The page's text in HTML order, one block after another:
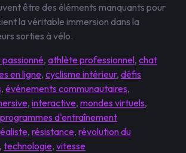
être des éléments manquants pour
la véritable immersion dans la
sorties à vélo.
, athlète professionnel, chat
en ligne, cyclisme intérieur, défis
, événements communautaires,
, interactive, mondes virtuels,
programmes d'entraînement
, résistance, révolution du
, technologie, vitesse